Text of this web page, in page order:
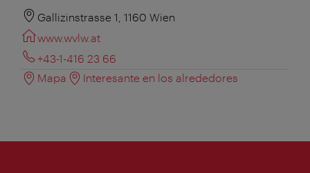
Gallizinstrasse 1, 1160 Wien
www.wvlw.at
+43-1-416 23 66
Mapa
Interesante en los alrededores